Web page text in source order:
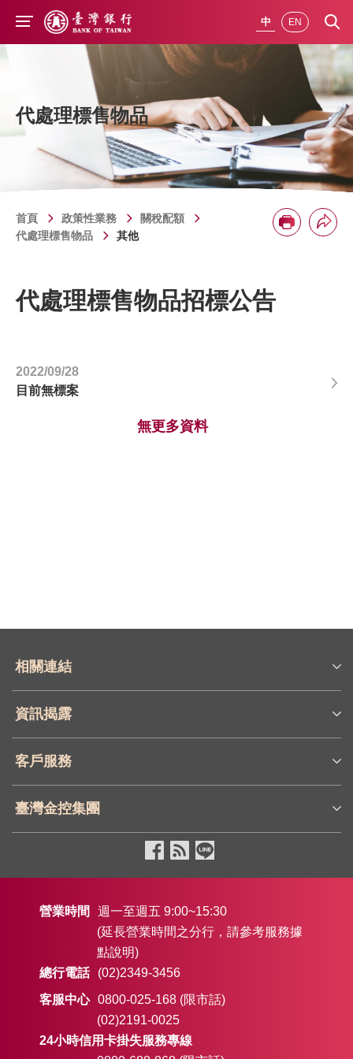
前往主要內容
中 EN
代處理標售物品
首頁 政策性業務
關稅配額
代處理標售物品
其他
分享
代處理標售物品招標公告
2022/09/28
目前無標案
無更多資料
相關連結
資訊揭露
客戶服務
臺灣金控集團
營業時間
週一至週五 9:00~15:30
(延長營業時間之分行，請參考服務據
點說明)
總行電話
(02)2349-3456
客服中心 0800-025-168 (限市話)
(02)2191-0025
24小時信用卡掛失服務專線